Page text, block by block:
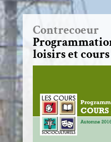
Contrecoeur
loisirs et